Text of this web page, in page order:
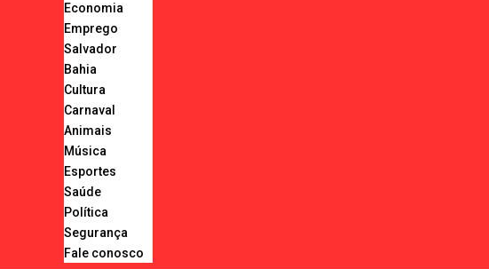
Economia
Emprego
Salvador
Bahia
Cultura
Carnaval
Animais
Música
Esportes
Saúde
Política
Segurança
Fale conosco